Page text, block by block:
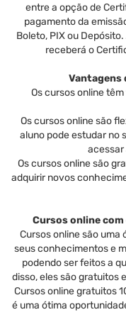
entre a opção de
pagamento da
Boleto, PIX ou
receberá o
Vantagens
Os cursos online
Os cursos online são
aluno pode estudar no
acessar
Os cursos online são
adquirir novos
Cursos online
Cursos online são
seus conhecimentos e
podendo ser feitos a
disso, eles são gratuitos
Cursos online gratuitos
é uma ótima